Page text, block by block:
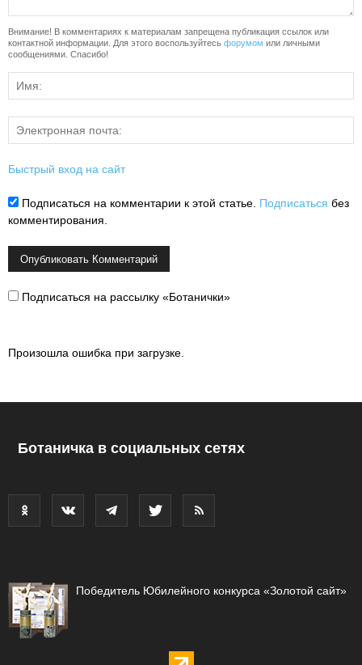
Внимание! В комментариях к материалам запрещена публикация ссылок или
контактной информации. Для этого воспользуйтесь форумом или личными
сообщениями. Спасибо!
Быстрый вход на сайт
Подписаться на комментарии к этой статье. Подписаться без
комментирования.
Подписаться на рассылку «Ботанички»
Произошла ошибка при загрузке.
Ботаничка в социальных сетях
Победитель Юбилейного конкурса «Золотой сайт»